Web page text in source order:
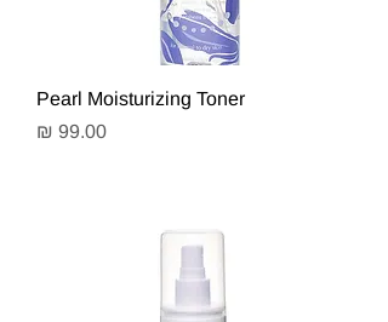
Pearl Moisturizing Toner
מחיר